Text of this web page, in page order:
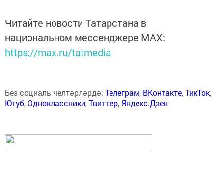
Читайте новости Татарстана в
национальном мессенджере MАХ:
https://max.ru/tatmedia
Без социаль челтәрләрдә: Телеграм, ВКонтакте,ТикТок,
Ютуб,Одноклассники,Твиттер, Яндекс.Дзен